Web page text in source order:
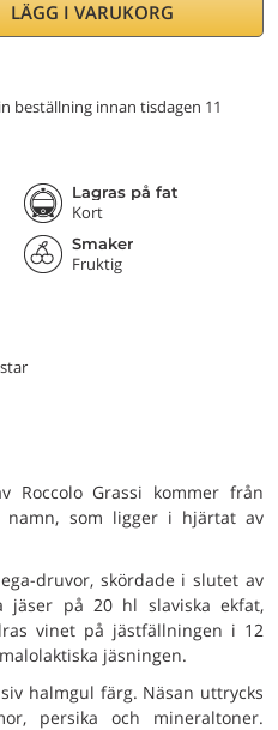
LÄGG I VARUKORG
beställning innan tisdagen 11
Lagras på fat
Kort
Smaker
Fruktig
Roccolo Grassi kommer från
namn, som ligger i hjärtat av
druvor, skördade i slutet av
jäser på 20 hl slaviska ekfat,
vinet på jästfällningen i 12
jäsningen.
halmgul färg. Näsan uttrycks
persika och mineraltoner.